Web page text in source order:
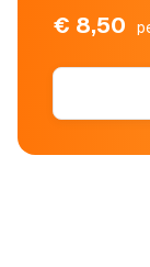
€ 8,50